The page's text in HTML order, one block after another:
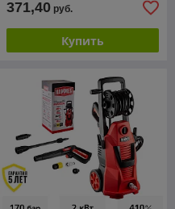
371,40 руб.
Купить